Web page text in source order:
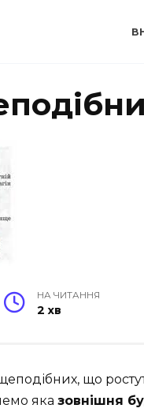
НА ЧИТАННЯ
2 хв
що
яка зовнішня